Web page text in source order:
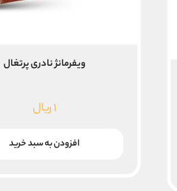
ویفرمانژ نادری پرتغال
۱ریال
افزودن به سبد خرید